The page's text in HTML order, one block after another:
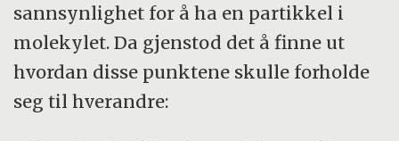
sannsynlighet for å ha en partikkel i
molekylet. Da gjenstod det å finne ut
hvordan disse punktene skulle forholde
seg til hverandre: